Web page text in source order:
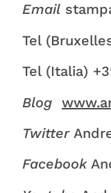
Email
Tel
Tel (Italia)
Blog
Twitter
Facebook